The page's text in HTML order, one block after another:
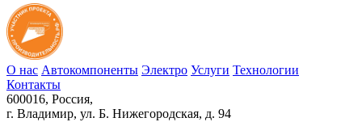
О нас Автокомпоненты Электро Услуги Технологии
Контакты
600016, Россия,
г. Владимир, ул. Б. Нижегородская, д. 94